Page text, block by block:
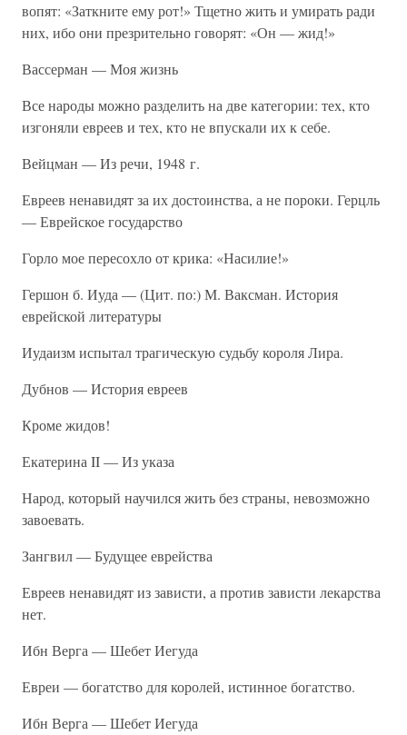
вопят: «Заткните ему рот!» Тщетно жить и умирать ради
них, ибо они презрительно говорят: «Он — жид!»
Вассерман — Моя жизнь
Все народы можно разделить на две категории: тех, кто
изгоняли евреев и тех, кто не впускали их к себе.
Вейцман — Из речи, 1948 г.
Евреев ненавидят за их достоинства, а не пороки. Герцль
— Еврейское государство
Горло мое пересохло от крика: «Насилие!»
Гершон б. Иуда — (Цит. по:) М. Ваксман. История
еврейской литературы
Иудаизм испытал трагическую судьбу короля Лира.
Дубнов — История евреев
Кроме жидов!
Екатерина II — Из указа
Народ, который научился жить без страны, невозможно
завоевать.
Зангвил — Будущее еврейства
Евреев ненавидят из зависти, а против зависти лекарства
нет.
Ибн Верга — Шебет Иегуда
Евреи — богатство для королей, истинное богатство.
Ибн Верга — Шебет Иегуда